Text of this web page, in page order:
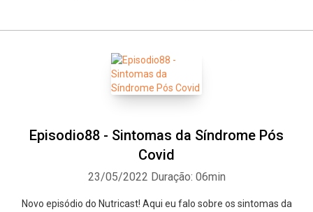
Episodio88 - Sintomas da Síndrome Pós
Covid
23/05/2022 Duração: 06min
Novo episódio do Nutricast! Aqui eu falo sobre os sintomas da